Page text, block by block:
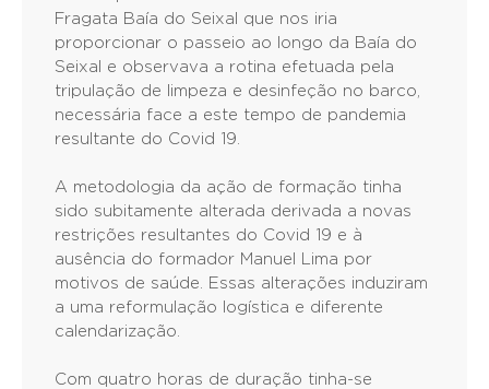
Fragata Baía do Seixal que nos iria
proporcionar o passeio ao longo da Baía do
Seixal e observava a rotina efetuada pela
tripulação de limpeza e desinfeção no barco,
necessária face a este tempo de pandemia
resultante do Covid 19.
A metodologia da ação de formação tinha
sido subitamente alterada derivada a novas
restrições resultantes do Covid 19 e à
ausência do formador Manuel Lima por
motivos de saúde. Essas alterações induziram
a uma reformulação logística e diferente
calendarização.
Com quatro horas de duração tinha-se